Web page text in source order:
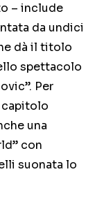
– include
da undici
dà il titolo
spettacolo
Per
capitolo
una
con
suonata lo